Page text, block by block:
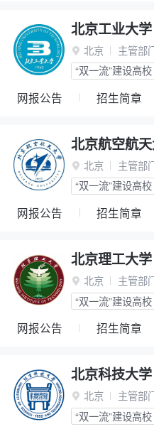
北京工业大学
 北京 主管部
“双一流”建设高校
网报公告 招生简章
北京航空航
 北京 主管部
“双一流”建设高校
网报公告 招生简章
北京理工大学
 北京 主管部
“双一流”建设高校
网报公告 招生简章
北京科技大学
 北京 主管部
“双一流”建设高校